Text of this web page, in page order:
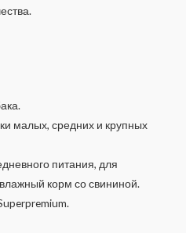
малых, средних и крупных
питания, для
корм со свининой.